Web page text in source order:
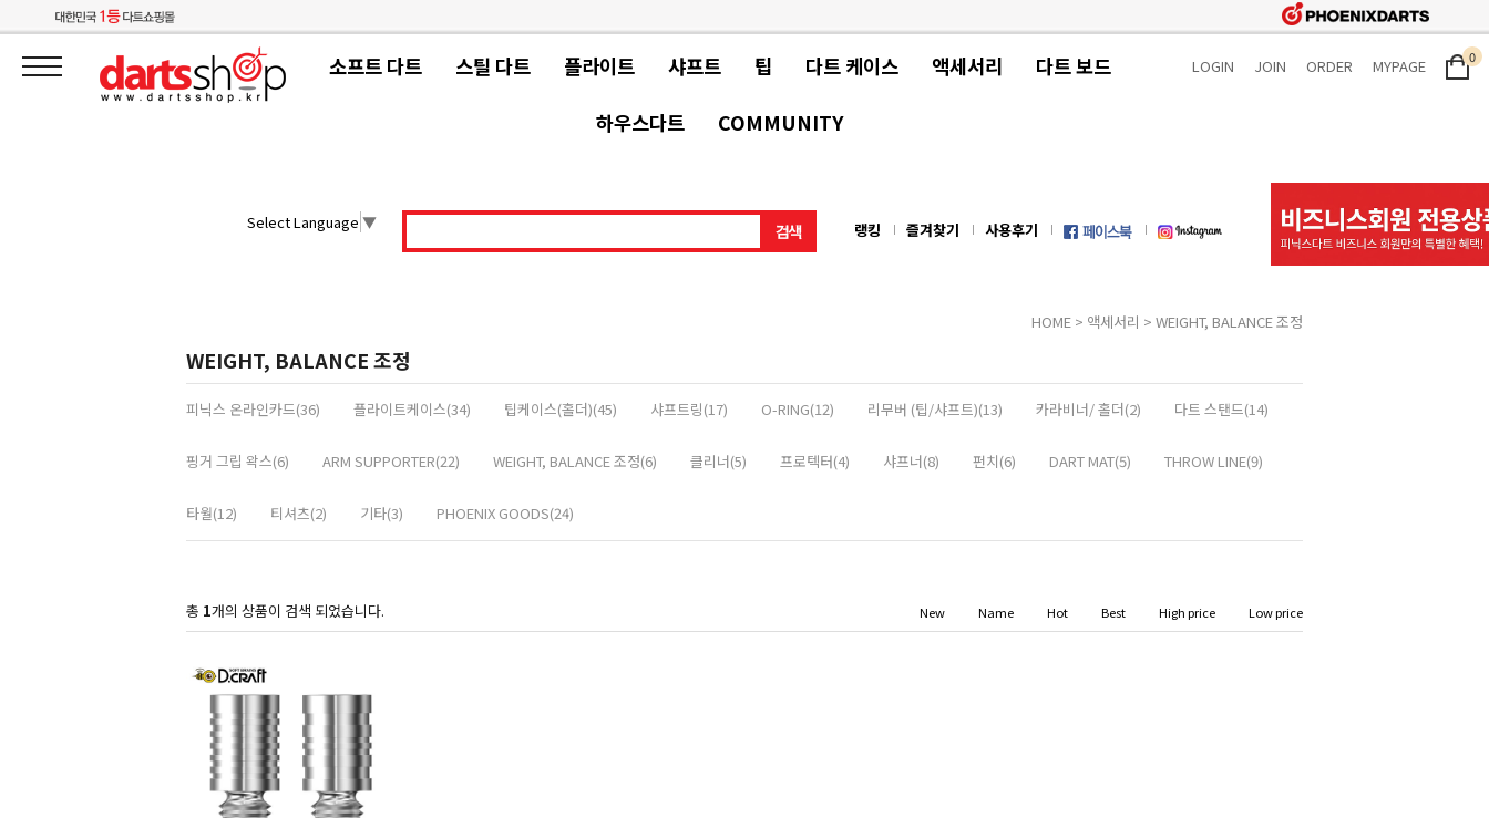
소프트 다트 스틸 다트 플라이트 샤프트 팁 다트 케이스 액세서리 다트 보드
하우스다트 COMMUNITY
LOGIN JOIN ORDER MYPAGE 0
Select Language ▼ 랭킹 즐겨찾기 사용후기
HOME > 액세서리 > WEIGHT, BALANCE 조정
WEIGHT, BALANCE 조정
피닉스 온라인카드(36) 플라이트케이스(34) 팁케이스(홀더)(45) 샤프트링(17) O-RING(12) 리무버 (팁/샤프트)(13) 카라비너/ 홀더(2) 다트 스탠드(14)
핑거 그립 왁스(6) ARM SUPPORTER(22) WEIGHT, BALANCE 조정(6) 클리너(5) 프로텍터(4) 샤프너(8) 펀치(6) DART MAT(5) THROW LINE(9)
타월(12) 티셔츠(2) 기타(3) PHOENIX GOODS(24)
총 1개의 상품이 검색 되었습니다. New Name Hot Best High price Low price